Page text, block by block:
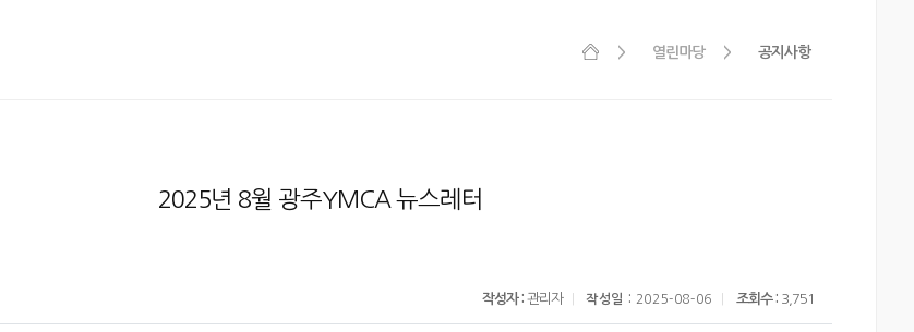
열린마당 공지사항
2025년 8월 광주YMCA 뉴스레터
작성자 :관리자 작성일 : 2025-08-06 조회수 : 3,751